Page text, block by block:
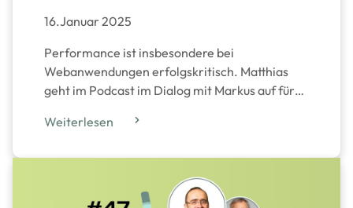
16.Januar 2025
Performance ist insbesondere bei
Webanwendungen erfolgskritisch. Matthias
geht im Podcast im Dialog mit Markus auf für…
Weiterlesen